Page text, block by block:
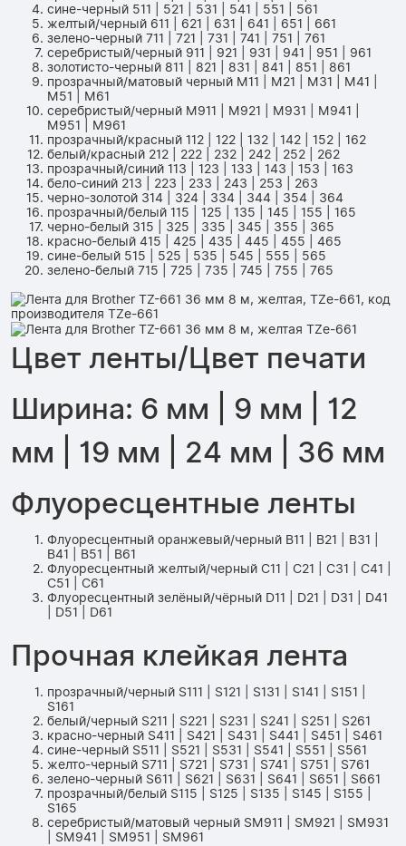
сине-черный 511 | 521 ​​| 531 | 541 | 551 | 561
желтый/черный 611 | 621 | 631 | 641 | 651 | 661
зелено-черный 711 | 721 | 731 | 741 | 751 | 761
серебристый/черный 911 | 921 | 931 | 941 | 951 | 961
золотисто-черный 811 | 821 | 831 | 841 | 851 | 861
прозрачный/матовый черный M11 | M21 | M31 | M41 |
M51 | M61
серебристый/черный M911 | M921 | M931 | M941 |
M951 | M961
прозрачный/красный 112 | 122 | 132 | 142 | 152 | 162
белый/красный 212 | 222 | 232 | 242 | 252 | 262
прозрачный/синий 113 | 123 | 133 | 143 | 153 | 163
бело-синий 213 | 223 | 233 | 243 | 253 | 263
черно-золотой 314 | 324 | 334 | 344 | 354 | 364
прозрачный/белый 115 | 125 | 135 | 145 | 155 | 165
черно-белый 315 | 325 | 335 | 345 | 355 | 365
красно-белый 415 | 425 | 435 | 445 | 455 | 465
сине-белый 515 | 525 | 535 | 545 | 555 | 565
зелено-белый 715 | 725 | 735 | 745 | 755 | 765
Цвет ленты/Цвет печати
Ширина: 6 мм | 9 мм | 12
мм | 19 мм | 24 мм | 36 мм
Флуоресцентные ленты
Флуоресцентный оранжевый/черный B11 | B21 | B31 |
B41 | B51 | B61
Флуоресцентный желтый/черный C11 | C21 | C31 | C41 |
C51 | C61
Флуоресцентный зелёный/чёрный D11 | D21 | D31 | D41
| D51 | D61
Прочная клейкая лента
прозрачный/черный S111 | S121 | S131 | S141 | S151 |
S161
белый/черный S211 | S221 | S231 | S241 | S251 | S261
красно-черный S411 | S421 | S431 | S441 | S451 | S461
сине-черный S511 | S521 | S531 | S541 | S551 | S561
желто-черный S711 | S721 | S731 | S741 | S751 | S761
зелено-черный S611 | S621 | S631 | S641 | S651 | S661
прозрачный/белый S115 | S125 | S135 | S145 | S155 |
S165
серебристый/матовый черный SM911 | SM921 | SM931
| SM941 | SM951 | SM961